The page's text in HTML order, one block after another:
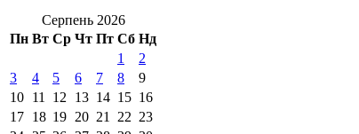
Серпень 2026
Пн Вт Ср Чт Пт Сб Нд
1
2
3
4 5 6 7 8
9
10 11 12 13 14 15 16
17 18 19 20 21 22 23